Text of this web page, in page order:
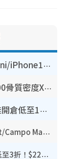
豐澤優惠勁減低至44折！Mac mini/iPhone17Pro大減價！廚房家電$220起
港大推賽馬會強化骨骼計劃！$100骨質密度X光檢查 完成免費運動訓練送超市禮券！附參加資格
開倉優惠 | 尖沙咀海港城名牌波鞋開倉低至1折！On鞋$899起／Joy&Peace鞋履$98起
開倉優惠｜銅鑼灣時代廣場Doughnut/Campo Marzio開倉低至1折！背囊、書包、手袋劈價$200起
廚具開倉｜特福Tefal廚具/家電開倉低至3折！$220起買平底鍋/炒鑊/湯煲！電飯煲/吸塵機/燙斗$418起